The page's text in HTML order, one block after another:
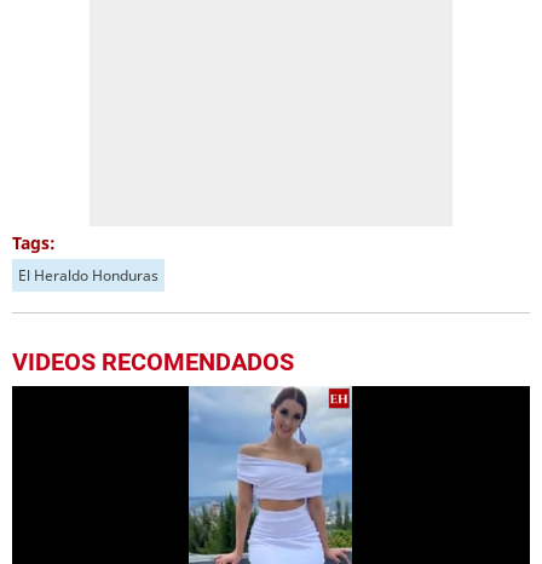
Tags:
El Heraldo Honduras
VIDEOS RECOMENDADOS